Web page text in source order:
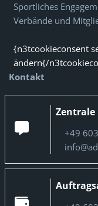
Sportliches
Verbände und
{n3tcookieconsent
ändern{/
Kontakt
Zentrale
+49